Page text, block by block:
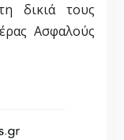
δικιά τους
Ασφαλούς